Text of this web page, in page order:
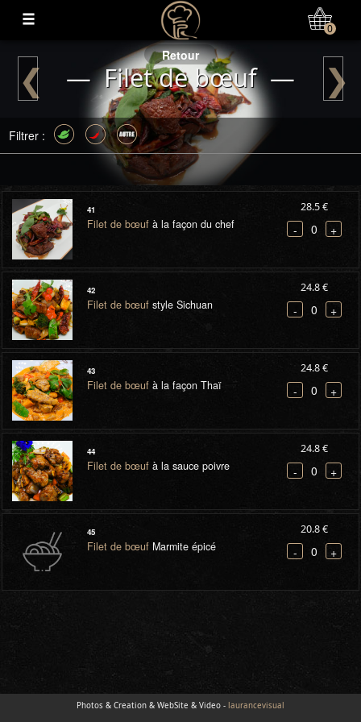
Mon Compte
0
Retour
— Filet de bœuf —
❮ ❯
Filtrer :
41
Filet de bœufà la façon du chef
28.5 €
- 0 +
42
Filet de bœufstyle Sichuan
24.8 €
- 0 +
43
Filet de bœufà la façon Thaï
24.8 €
- 0 +
44
Filet de bœufà la sauce poivre
24.8 €
- 0 +
45
Filet de bœufMarmite épicé
20.8 €
- 0 +
Photos & Creation & WebSite & Video - laurancevisual